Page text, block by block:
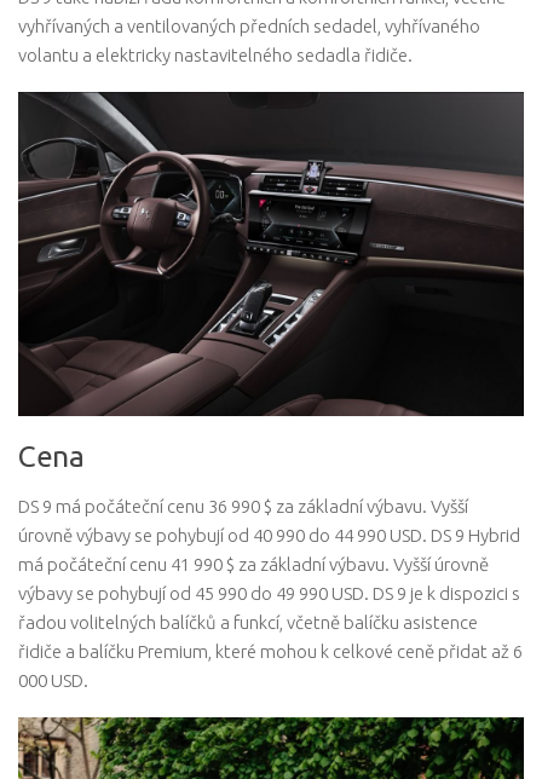
vyhřívaných a ventilovaných předních sedadel, vyhřívaného
volantu a elektricky nastavitelného sedadla řidiče.
Cena
DS 9 má počáteční cenu 36 990 $ za základní výbavu. Vyšší
úrovně výbavy se pohybují od 40 990 do 44 990 USD. DS 9 Hybrid
má počáteční cenu 41 990 $ za základní výbavu. Vyšší úrovně
výbavy se pohybují od 45 990 do 49 990 USD. DS 9 je k dispozici s
řadou volitelných balíčků a funkcí, včetně balíčku asistence
řidiče a balíčku Premium, které mohou k celkové ceně přidat až 6
000 USD.